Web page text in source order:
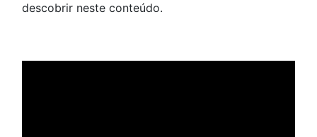
descobrir neste conteúdo.